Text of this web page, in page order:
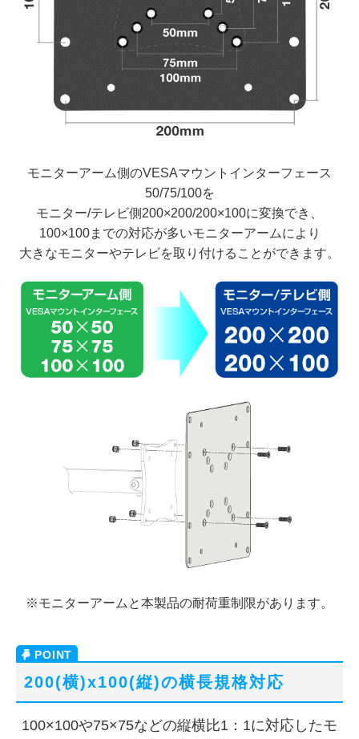
モニターアーム側のVESAマウントインターフェース
50/75/100を
モニター/テレビ側200×200/200×100に変換でき、
100×100までの対応が多いモニターアームにより
大きなモニターやテレビを取り付けることができます。
※モニターアームと本製品の耐荷重制限があります。
200(横)x100(縦)の横長規格対応
100×100や75×75などの縦横比1：1に対応したモ